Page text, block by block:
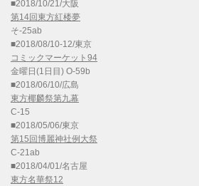
■2018/10/21/大阪
第14回東方紅楼夢
そ-25ab
■2018/08/10-12/東京
コミックマーケット94
金曜日(1日目) O-59b
■2018/06/10/広島
東方椰麟祭第九幕
C-15
■2018/05/06/東京
第15回博麗神社例大祭
C-21ab
■2018/04/01/名古屋
東方名華祭12